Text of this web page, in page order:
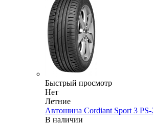
Быстрый просмотр
Нет
Летние
Автошина Cordiant Sport 3
В наличии